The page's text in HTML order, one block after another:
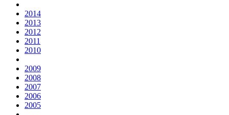
2014
2013
2012
2011
2010
2009
2008
2007
2006
2005